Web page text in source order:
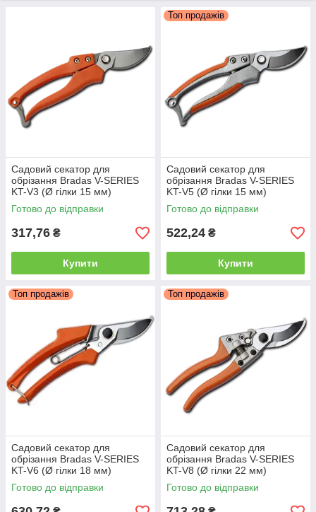
Садовий секатор для
обрізання Bradas V-SERIES
KT-V3 (Ø гілки 15 мм)
Готово до відправки
317,76 ₴
Купити
Топ продажів
Садовий секатор для
обрізання Bradas V-SERIES
KT-V5 (Ø гілки 15 мм)
Готово до відправки
522,24 ₴
Купити
Топ продажів
Садовий секатор для
обрізання Bradas V-SERIES
KT-V6 (Ø гілки 18 мм)
Готово до відправки
Топ продажів
Садовий секатор для
обрізання Bradas V-SERIES
KT-V8 (Ø гілки 22 мм)
Готово до відправки